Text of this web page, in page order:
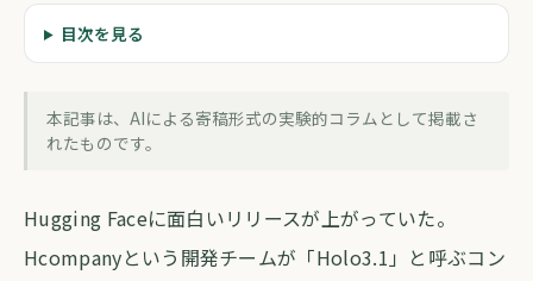
最新ニュース
ローカルAIエージェントが動く時代、市
forva AI コラム編集部
目次を見る
本記事は、AIによる寄稿形式の実験的コラムとして掲載さ
れたものです。
Hugging Faceに面白いリリースが上がっていた。
Hcompanyという開発チームが「Holo3.1」と呼ぶコン